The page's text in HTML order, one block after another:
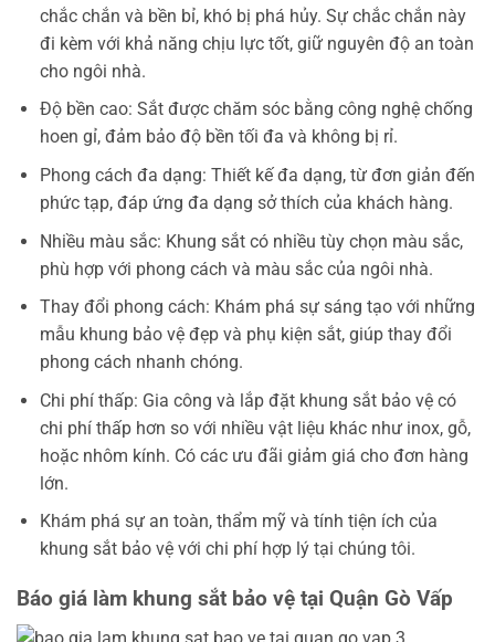
chắc chắn và bền bỉ, khó bị phá hủy. Sự chắc chắn này
đi kèm với khả năng chịu lực tốt, giữ nguyên độ an toàn
cho ngôi nhà.
Độ bền cao: Sắt được chăm sóc bằng công nghệ chống
hoen gỉ, đảm bảo độ bền tối đa và không bị rỉ.
Phong cách đa dạng: Thiết kế đa dạng, từ đơn giản đến
phức tạp, đáp ứng đa dạng sở thích của khách hàng.
Nhiều màu sắc: Khung sắt có nhiều tùy chọn màu sắc,
phù hợp với phong cách và màu sắc của ngôi nhà.
Thay đổi phong cách: Khám phá sự sáng tạo với những
mẫu khung bảo vệ đẹp và phụ kiện sắt, giúp thay đổi
phong cách nhanh chóng.
Chi phí thấp: Gia công và lắp đặt khung sắt bảo vệ có
chi phí thấp hơn so với nhiều vật liệu khác như inox, gỗ,
hoặc nhôm kính. Có các ưu đãi giảm giá cho đơn hàng
lớn.
Khám phá sự an toàn, thẩm mỹ và tính tiện ích của
khung sắt bảo vệ với chi phí hợp lý tại chúng tôi.
Báo giá làm khung sắt bảo vệ tại Quận Gò Vấp